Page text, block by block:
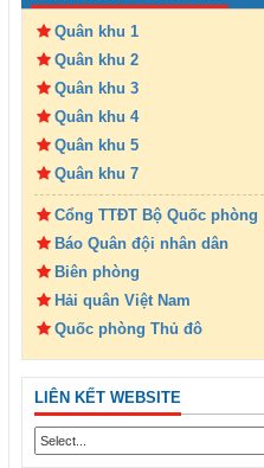
Quân khu 1
Quân khu 2
Quân khu 3
Quân khu 4
Quân khu 5
Quân khu 7
Cổng TTĐT Bộ Quốc phòng
Báo Quân đội nhân dân
Biên phòng
Hải quân Việt Nam
Quốc phòng Thủ đô
LIÊN KẾT WEBSITE